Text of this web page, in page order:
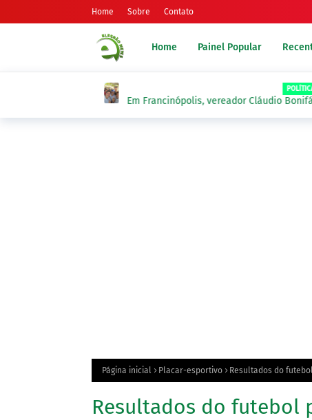
Home Sobre Contato
Home Painel Popular
POLÍTICA
Em Francinópolis, vereador Cláudio
Página inicial Placar-esportivo Resultados do
Resultados do futebol